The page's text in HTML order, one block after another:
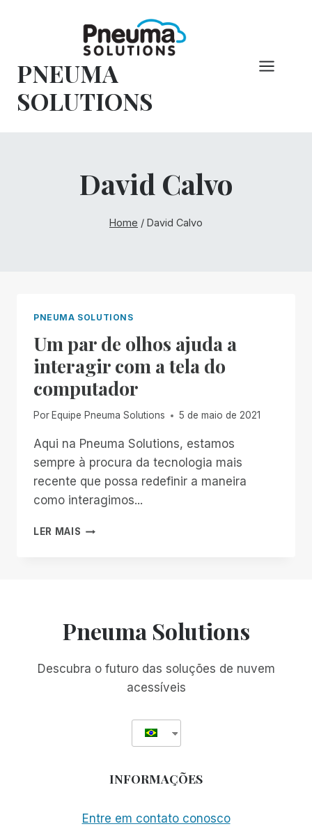
conteúdo
PNEUMA
SOLUTIONS
David Calvo
Home / David Calvo
PNEUMA SOLUTIONS
Um par de olhos ajuda a
interagir com a tela do
computador
Por Equipe Pneuma Solutions 5 de maio de 2021
Aqui na Pneuma Solutions, estamos
sempre à procura da tecnologia mais
recente que possa redefinir a maneira
como interagimos...
LER MAIS UM
COM
DO
COMPUTADOR
Pneuma Solutions
Descubra o futuro das soluções de nuvem
acessíveis
INFORMAÇÕES
Entre em contato conosco